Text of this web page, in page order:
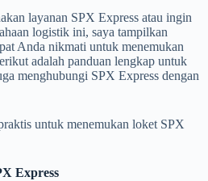
layanan SPX Express atau ingin
logistik ini, saya tampilkan
Anda nikmati untuk menemukan
adalah panduan lengkap untuk
menghubungi SPX Express dengan
untuk menemukan loket SPX
Express